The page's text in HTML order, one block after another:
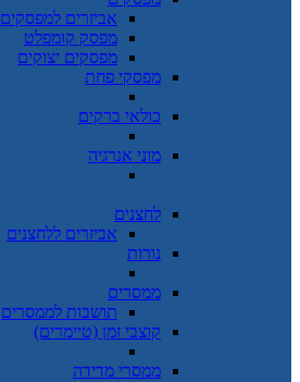
אביזרים למפסקים
מפסק קומפלט
מפסקים יצוקים
מפסקי פחת
כולאי ברקים
מוני אנרגיה
לחצנים
אביזרים ללחצנים
נורות
ממסרים
תושבות לממסרים
קוצבי זמן (טיימרים)
ממסרי מדידה